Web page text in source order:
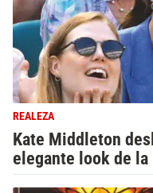
REALEZA
Kate Middleton
elegante look de la